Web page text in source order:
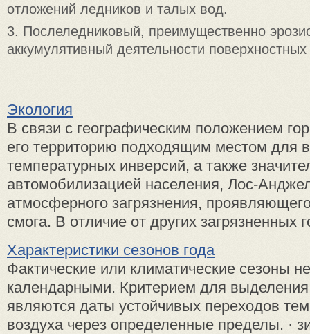
отложений ледников и талых вод.
3. Послеледниковый, преимущественно
аккумулятивный деятельности
Экология
В связи с географическим положением
его территорию подходящим местом для
температурных инверсий, а также
автомобилизацией населения, Лос-
атмосферного загрязнения,
смога. В отличие от других загрязненных
Характеристики сезонов года
Фактические или климатические сезоны
календарными. Критерием для выделения
являются даты устойчивых переходов
воздуха через определенные пределы. ·